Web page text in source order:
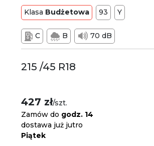
Klasa Budżetowa 93 Y
C B 70 dB
215 /45 R18
427 zł/szt.
Zamów do godz. 14
dostawa już jutro
Piątek